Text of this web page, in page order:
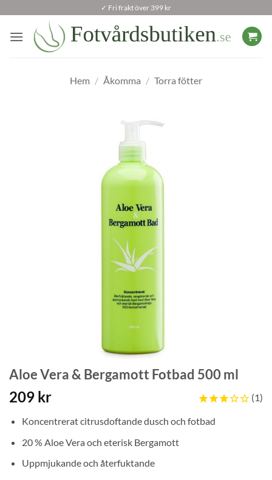
content
✓ Fri frakt över 399 kr
Hem / Åkomma / Torra fötter
Aloe Vera & Bergamott Fotbad 500 ml
1
209 kr
Koncentrerat citrusdoftande dusch och fotbad
20 % Aloe Vera och eterisk Bergamott
Uppmjukande och återfuktande